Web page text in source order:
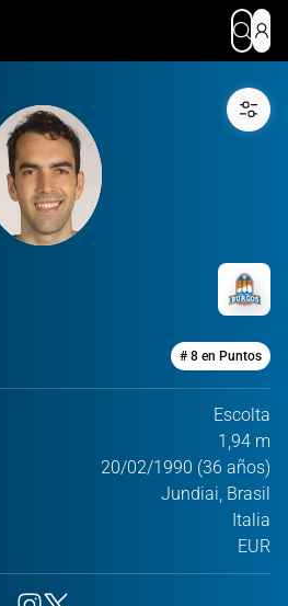
# 8 en Puntos
Escolta
1,94 m
20/02/1990 (36 años)
Jundiai, Brasil
Italia
EUR